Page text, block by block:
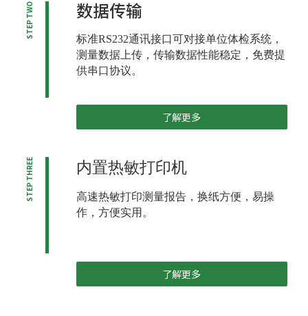
STEP TWO 数据传输
标准RS232通讯接口可对接单位体检系统，
测量数据上传，传输数据性能稳定，免费提
供串口协议。
了解更多
STEP THREE 内置热敏打印机
高速热敏打印测量报告，换纸方便，易操
作，方便实用。
了解更多